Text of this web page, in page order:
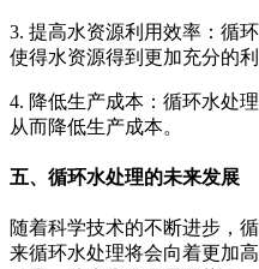
3. 提高水资源利用效率：循
使得水资源得到更加充分的利
4. 降低生产成本：循环水处
从而降低生产成本。
五、循环水处理的未来发展
随着科学技术的不断进步，
来循环水处理将会向着更加